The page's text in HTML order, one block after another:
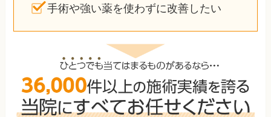
手術や強い薬を使わずに改善したい